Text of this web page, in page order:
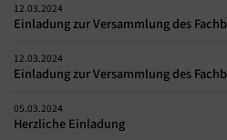
12.03.2024
Einladung zur Versammlung des
12.03.2024
Einladung zur Versammlung des
05.03.2024
Herzliche Einladung